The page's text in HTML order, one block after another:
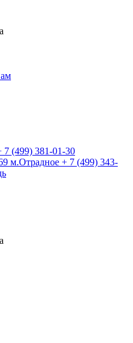
7 (499) 381-01-30
м.Отрадное + 7 (499) 343-